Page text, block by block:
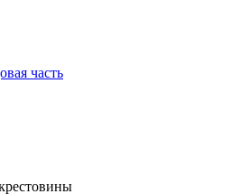
часть